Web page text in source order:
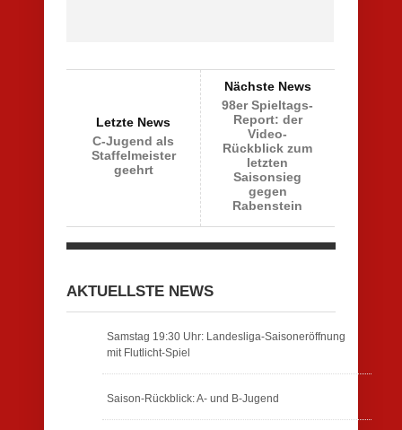
Letzte News
C-Jugend als
Staffelmeister
geehrt
Nächste News
98er Spieltags-
Report: der
Video-
Rückblick zum
letzten
Saisonsieg
gegen
Rabenstein
AKTUELLSTE NEWS
Samstag 19:30 Uhr: Landesliga-Saisoneröffnung
mit Flutlicht-Spiel
Saison-Rückblick: A- und B-Jugend